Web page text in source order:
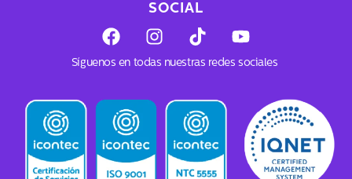
SOCIAL
F
a
c
b
o
o
k
I
n
s
a
a
T
i
k
o
k
Y
o
u
b
e
Síguenos en todas nuestras redes sociales